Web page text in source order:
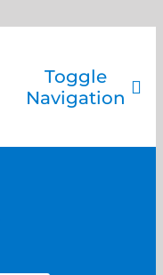
Toggle
Navigation